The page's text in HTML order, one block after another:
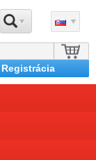
Registrácia